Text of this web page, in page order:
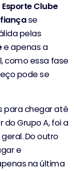
Esporte Clube
se
pelas
e apenas a
como essa fase
pode se
para chegar até
Grupo A, foi a
Do outro
e
na última